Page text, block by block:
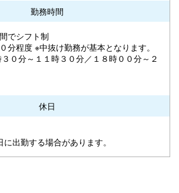
勤務時間
でシフト制
分程度 ※中抜け勤務が基本となります。
０分～１１時３０分／１８時００分～２
休日
出勤する場合があります。